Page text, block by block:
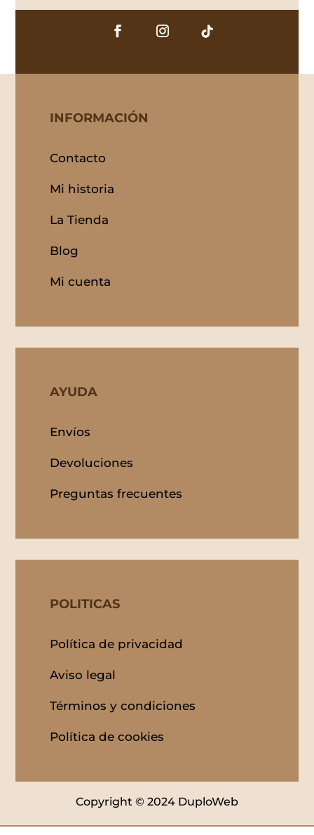
INFORMACIÓN
Contacto
Mi historia
La Tienda
Blog
Mi cuenta
AYUDA
Envíos
Devoluciones
Preguntas frecuentes
POLITICAS
Política de privacidad
Aviso legal
Términos y condiciones
Política de cookies
Copyright © 2024 DuploWeb